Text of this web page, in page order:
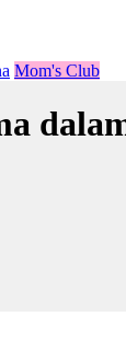
Mom's Club